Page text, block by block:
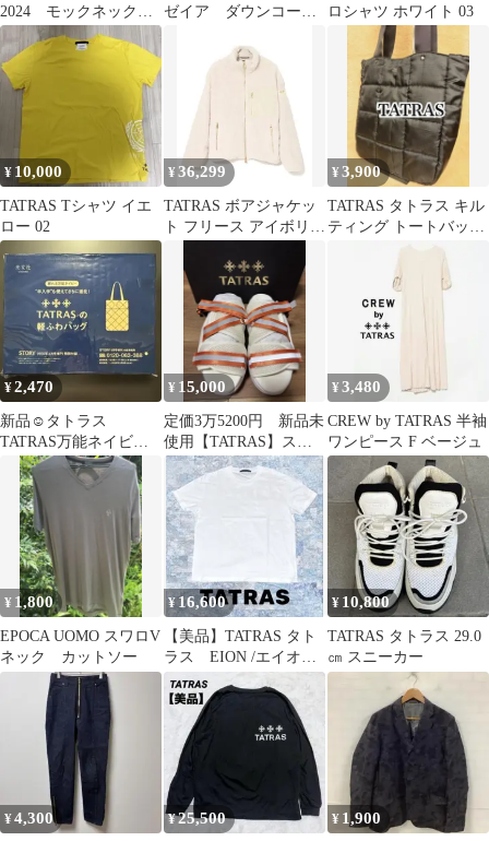
2024 モックネック
Tシャツ ブラック
国内正規品
ゼイア ダウンコー
ンジャケット
ロシャツ ホワイト 03
¥ 10,000
TATRAS Tシャツ イエ
ロー 02
¥36,299
TATRAS ボアジャケッ
ト フリース アイボリ
¥3,900
TATRAS タトラス キル
ティング トートバッグ
¥2,470
新品☺︎タトラス
TATRAS万能ネイビー
軽ふわバッグ
STORY2026年4月付録
¥ 15,000
定価3万5200円 新品未
使用【TATRAS】スポ
ーツサンダル
¥3,480
CREW by TATRAS 半袖
ワンピース F ベージュ
¥ 1,800
EPOCA UOMO スワロV
ネック カットソー
¥16,600
【美品】TATRAS タト
ラス EION /エイオ
ン Tシャツ ホワイ
ト M
¥ 10,800
TATRAS タトラス 29.0
㎝ スニーカー
¥4,300 ¥25,500 ¥ 1,900